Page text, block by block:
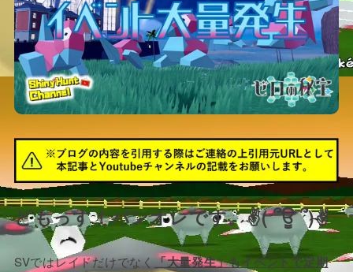
どもっす！パンオレです。✌( ՞ਊ ՞)✌
SVではレイドだけでなく「大量発生」もイベントで定期